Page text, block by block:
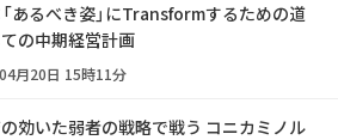
「あるべき姿」にTransformするための道
の中期経営計画
月20日 15時11分
効いた弱者の戦略で戦う コニカミノル